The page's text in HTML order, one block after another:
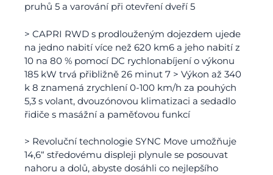
pruhů 5 a varování při otevření dveří 5
> CAPRI RWD s prodlouženým dojezdem ujede
na jedno nabití více než 620 km6 a jeho nabití z
10 na 80 % pomocí DC rychlonabíjení o výkonu
185 kW trvá přibližně 26 minut 7 > Výkon až 340
k 8 znamená zrychlení 0-100 km/h za pouhých
5,3 s volant, dvouzónovou klimatizaci a sedadlo
řidiče s masážní a paměťovou funkcí
> Revoluční technologie SYNC Move umožňuje
14,6“ středovému displeji plynule se posouvat
nahoru a dolů, abyste dosáhli co nejlepšího